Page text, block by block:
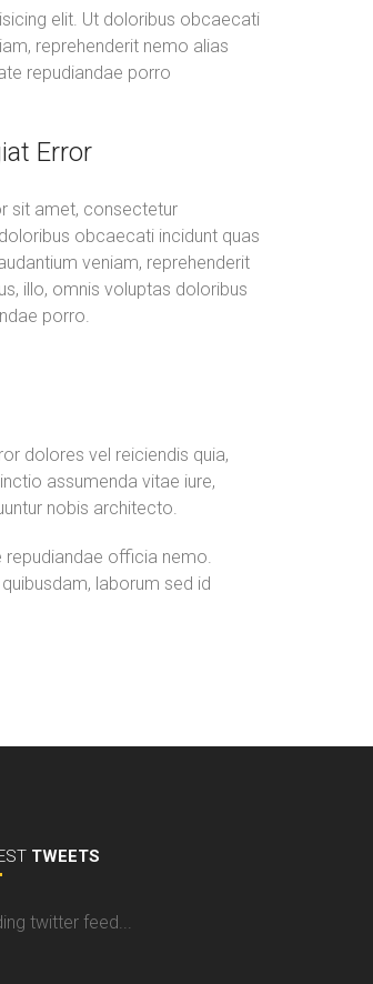
elit. Ut doloribus obcaecati
reprehenderit nemo alias
repudiandae porro
Error
sit amet, consectetur
obcaecati incidunt quas
veniam, reprehenderit
illo, omnis voluptas doloribus
porro.
dolores vel reiciendis quia,
assumenda vitae iure,
nobis architecto.
repudiandae officia nemo.
laborum sed id
TWEETS
twitter feed...